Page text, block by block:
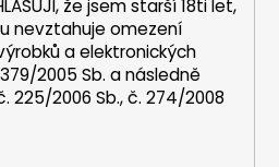
že jsem starší 18ti let,
nevztahuje omezení
a elektronických
2005 Sb. a následně
225/2006 Sb., č. 274/2008